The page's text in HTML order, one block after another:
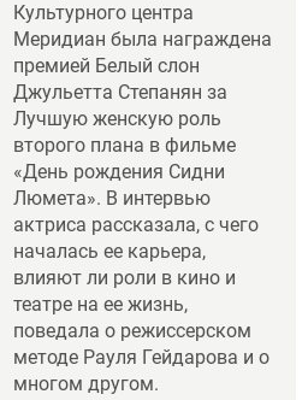
Культурного центра
Меридиан была награждена
премией Белый слон
Джульетта Степанян за
Лучшую женскую роль
второго плана в фильме
«День рождения Сидни
Люмета». В интервью
актриса рассказала, с чего
началась ее карьера,
влияют ли роли в кино и
театре на ее жизнь,
поведала о режиссерском
методе Рауля Гейдарова и о
многом другом.